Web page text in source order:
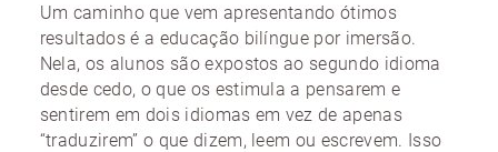
Um caminho que vem apresentando ótimos
resultados é a educação bilíngue por imersão.
Nela, os alunos são expostos ao segundo idioma
desde cedo, o que os estimula a pensarem e
sentirem em dois idiomas em vez de apenas
“traduzirem” o que dizem, leem ou escrevem. Isso